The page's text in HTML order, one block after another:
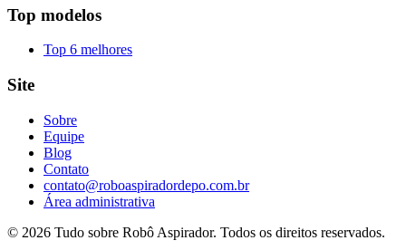
Top modelos
Top 6 melhores
Site
Sobre
Equipe
Blog
Contato
contato@roboaspiradordepo.com.br
Área administrativa
© 2026 Tudo sobre Robô Aspirador. Todos os direitos reservados.